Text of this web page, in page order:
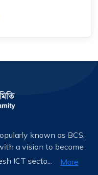
known as BCS,
a vision to become
ICT secto...
More